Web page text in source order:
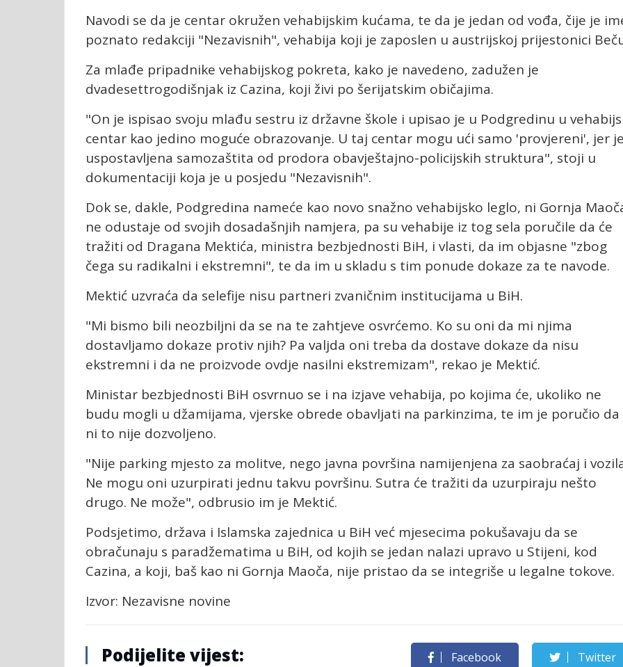
Navodi se da je centar okružen vehabijskim kućama, te da je jedan od vođa, čije je
poznato redakciji "Nezavisnih", vehabija koji je zaposlen u austrijskoj prijestonici
Za mlađe pripadnike vehabijskog pokreta, kako je navedeno, zadužen je
dvadesettrogodišnjak iz Cazina, koji živi po šerijatskim običajima.
"On je ispisao svoju mlađu sestru iz državne škole i upisao je u Podgredinu u
centar kao jedino moguće obrazovanje. U taj centar mogu ući samo 'provjereni', jer
uspostavljena samozaštita od prodora obavještajno-policijskih struktura", stoji u
dokumentaciji koja je u posjedu "Nezavisnih".
Dok se, dakle, Podgredina nameće kao novo snažno vehabijsko leglo, ni Gornja
ne odustaje od svojih dosadašnjih namjera, pa su vehabije iz tog sela poručile da će
tražiti od Dragana Mektića, ministra bezbjednosti BiH, i vlasti, da im objasne "zbog
čega su radikalni i ekstremni", te da im u skladu s tim ponude dokaze za te navode.
Mektić uzvraća da selefije nisu partneri zvaničnim institucijama u BiH.
"Mi bismo bili neozbiljni da se na te zahtjeve osvrćemo. Ko su oni da mi njima
dostavljamo dokaze protiv njih? Pa valjda oni treba da dostave dokaze da nisu
ekstremni i da ne proizvode ovdje nasilni ekstremizam", rekao je Mektić.
Ministar bezbjednosti BiH osvrnuo se i na izjave vehabija, po kojima će, ukoliko ne
budu mogli u džamijama, vjerske obrede obavljati na parkinzima, te im je poručio da
ni to nije dozvoljeno.
"Nije parking mjesto za molitve, nego javna površina namijenjena za saobraćaj i
Ne mogu oni uzurpirati jednu takvu površinu. Sutra će tražiti da uzurpiraju nešto
drugo. Ne može", odbrusio im je Mektić.
Podsjetimo, država i Islamska zajednica u BiH već mjesecima pokušavaju da se
obračunaju s paradžematima u BiH, od kojih se jedan nalazi upravo u Stijeni, kod
Cazina, a koji, baš kao ni Gornja Maoča, nije pristao da se integriše u legalne tokove.
Izvor: Nezavisne novine
Podijelite vijest: Facebook Twitter